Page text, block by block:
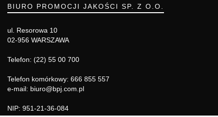
BIURO PROMOCJI JAKOŚCI SP. Z O.O.
ul. Resorowa 10
02-956 WARSZAWA
Telefon: (22) 55 00 700
Telefon komórkowy: 666 855 557
e-mail: biuro@bpj.com.pl
NIP: 951-21-36-084